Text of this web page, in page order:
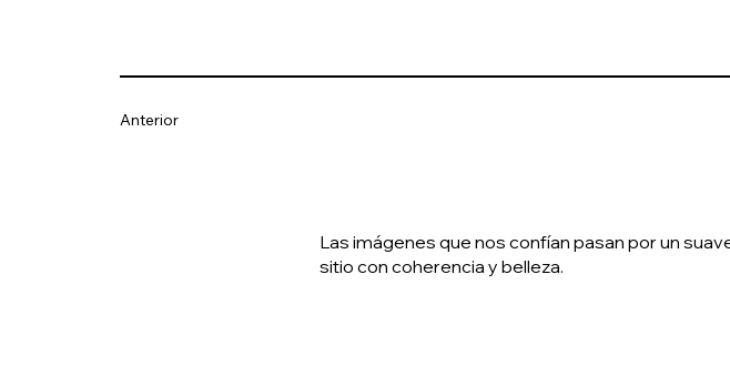
Anterior
Las imágenes que nos confían pasan por un
sitio con coherencia y belleza.